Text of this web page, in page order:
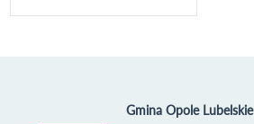
Gmina Opole Lubelskie